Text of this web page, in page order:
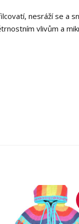
nesráží se a
vlivům a